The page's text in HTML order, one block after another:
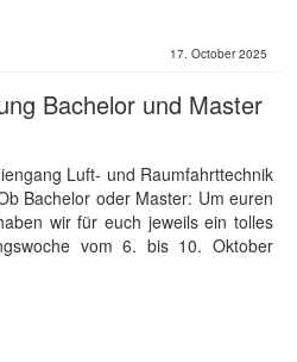
17. October 2025
Bachelor und Master
Luft- und Raumfahrttechnik
Bachelor oder Master: Um euren
wir für euch jeweils ein tolles
vom 6. bis 10. Oktober